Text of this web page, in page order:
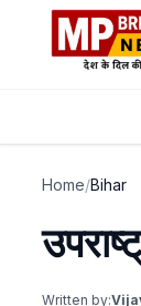
Home/Bihar
Written by: